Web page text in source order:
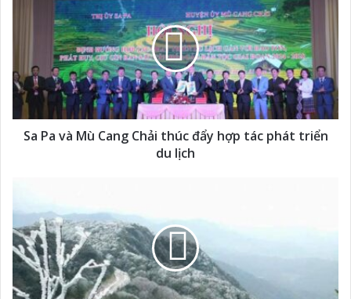
Sa Pa và Mù Cang Chải thúc đẩy hợp tác phát triển
du lịch